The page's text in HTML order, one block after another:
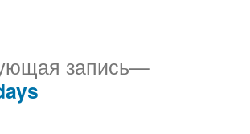
запись
Следующая